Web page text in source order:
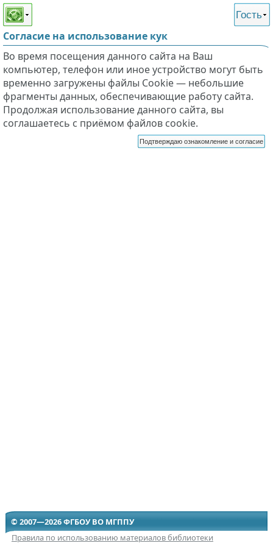
Этот сайт поддерживает
слабовидящих
Гость
Согласие на использование кук
Во время посещения данного сайта на Ваш
компьютер, телефон или иное устройство могут быть
временно загружены файлы Cookie — небольшие
фрагменты данных, обеспечивающие работу сайта.
Продолжая использование данного сайта, вы
соглашаетесь с приёмом файлов cookie.
Подтверждаю ознакомление и согласие
© 2007—2026 ФГБОУ ВО МГППУ
Правила по использованию материалов библиотеки